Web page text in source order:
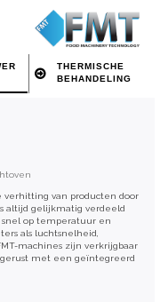
THERMISCHE
BEHANDELING
verhitting van producten door
altijd gelijkmatig verdeeld
op temperatuur en
als luchtsnelheid,
machines zijn verkrijgbaar
met een geïntegreerd